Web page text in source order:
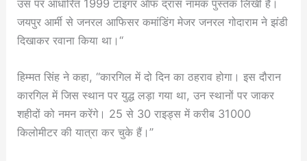
उस पर आधारित 1999 टाइगर ऑफ द्रास नामक पुस्तक लिखी है।
जयपुर आर्मी से जनरल आफिसर कमांडिंग मेजर जनरल गोदाराम ने झंडी
दिखाकर रवाना किया था।“
हिम्मत सिंह ने कहा, “कारगिल में दो दिन का ठहराव होगा। इस दौरान
कारगिल में जिस स्थान पर युद्ध लड़ा गया था, उन स्थानों पर जाकर
शहीदों को नमन करेंगे। 25 से 30 राइड्स में करीब 31000
किलोमीटर की यात्रा कर चुके हैं।”